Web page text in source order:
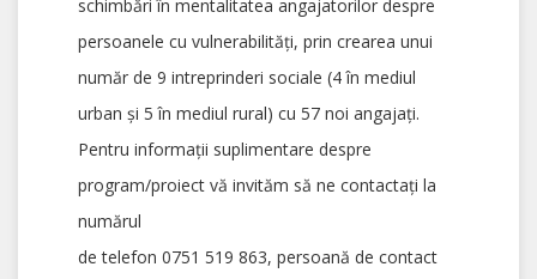
schimbări în mentalitatea angajatorilor despre
persoanele cu vulnerabilităţi, prin crearea unui
număr de 9 intreprinderi sociale (4 în mediul
urban şi 5 în mediul rural) cu 57 noi angajaţi.
Pentru informaţii suplimentare despre
program/proiect vă invităm să ne contactaţi la
numărul
de telefon 0751 519 863, persoană de contact